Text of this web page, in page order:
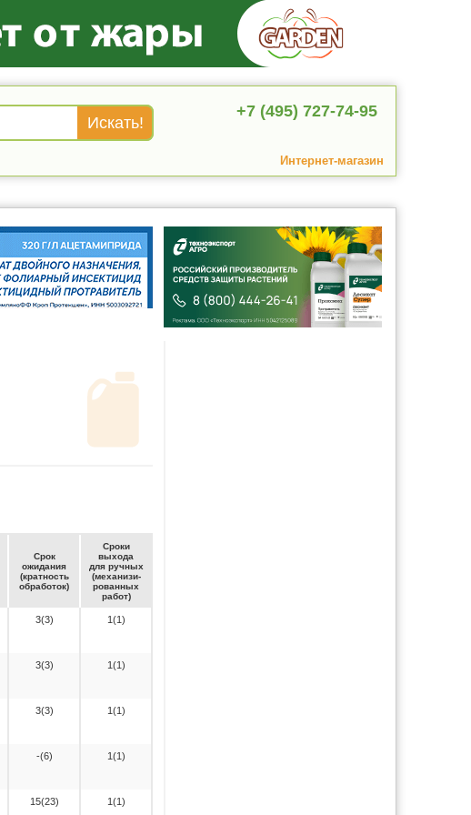
+7 (495) 727-74-95
Интернет-магазин
Срок
ожи­да­ния
(крат­ность
об­ра­бо­ток)
Сро­ки
вы­хо­да
для руч­ных
(ме­ха­ни­зи­
ро­ван­ных
ра­бот)
3(3) 1(1)
3(3) 1(1)
3(3) 1(1)
-(6) 1(1)
15(23) 1(1)